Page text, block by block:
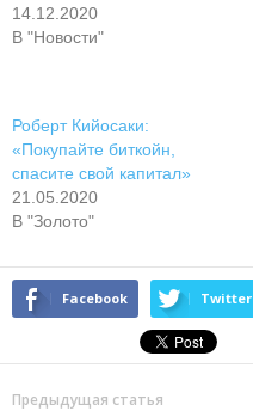
14.12.2020
В "Новости"
Роберт Кийосаки:
«Покупайте биткойн,
спасите свой капитал»
21.05.2020
В "Золото"
Facebook Twitter
Предыдущая статья